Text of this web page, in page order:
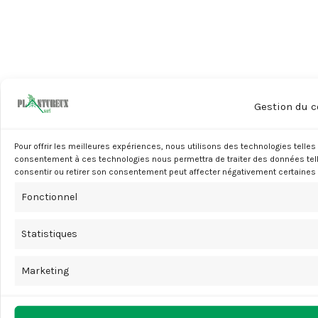
Gestion du
Pour offrir les meilleures expériences, nous utilisons des technologies
consentement à ces technologies nous permettra de traiter des données
consentir ou retirer son consentement peut affecter négativement
Fonctionnel
Statistiques
Marketing